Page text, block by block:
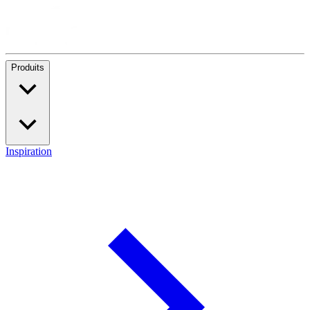
Produits
Inspiration